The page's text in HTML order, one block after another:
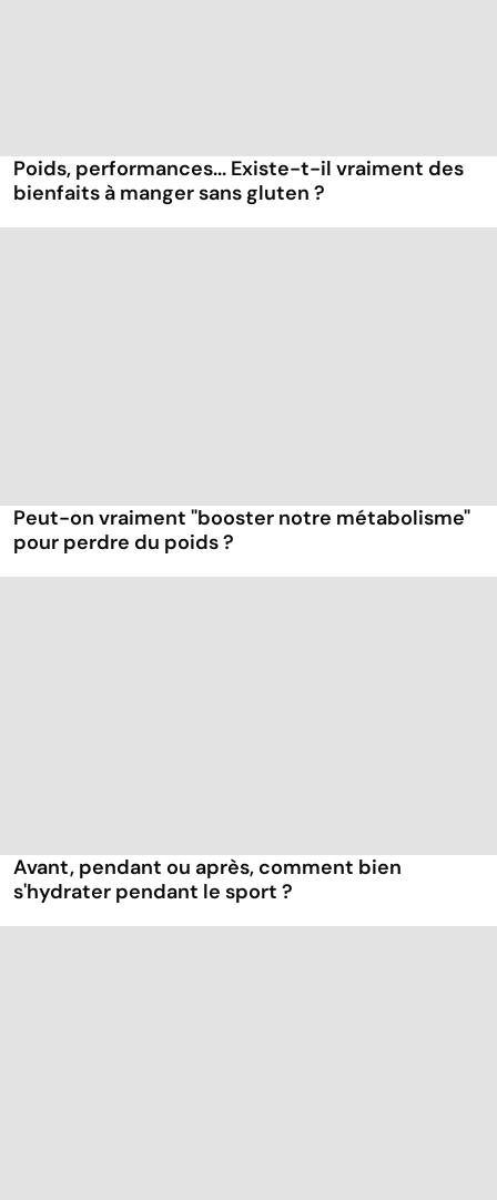
Poids, performances... Existe-t-il vraiment des
bienfaits à manger sans gluten ?
Peut-on vraiment "booster notre métabolisme"
pour perdre du poids ?
Avant, pendant ou après, comment bien
s'hydrater pendant le sport ?